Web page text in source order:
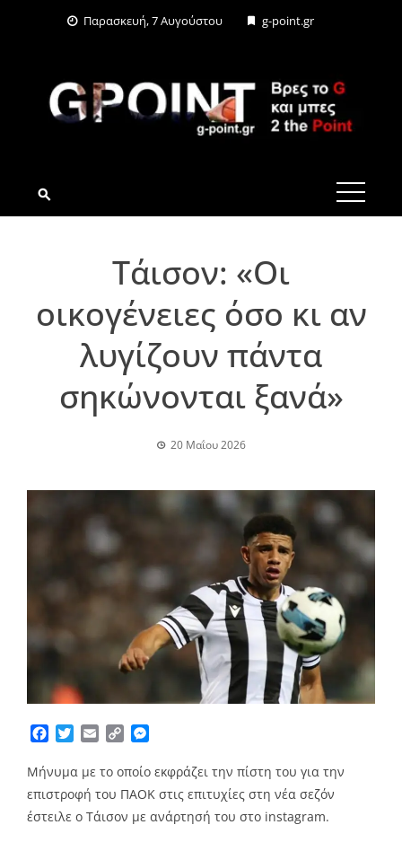
Παρασκευή, 7 Αυγούστου g-point.gr
G-POINT.GR
Τάισον: «Οι
οικογένειες όσο κι αν
λυγίζουν πάντα
σηκώνονται ξανά»
20 Μαΐου 2026
Facebook
TwitterEmailCopy
Μήνυμα με το οποίο εκφράζει την πίστη του για την
επιστροφή του ΠΑΟΚ στις επιτυχίες στη νέα σεζόν
έστειλε ο Τάισον με ανάρτησή του στο instagram.